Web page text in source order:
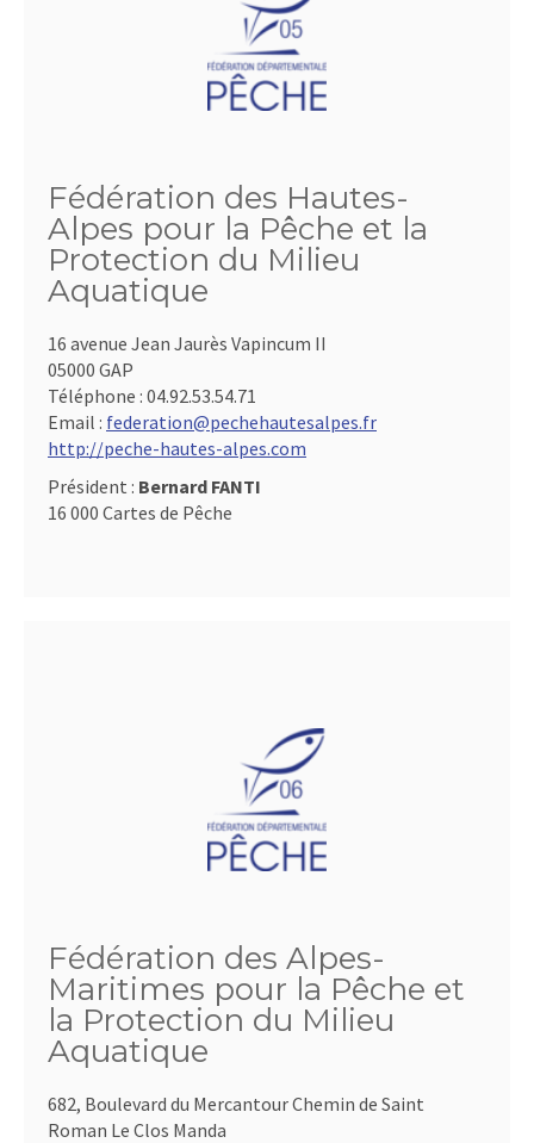
Fédération des Hautes-
Alpes pour la Pêche et la
Protection du Milieu
Aquatique
16 avenue Jean Jaurès Vapincum II
05000 GAP
Téléphone : 04.92.53.54.71
Email : federation@pechehautesalpes.fr
http://peche-hautes-alpes.com
Président : Bernard FANTI
16 000 Cartes de Pêche
Fédération des Alpes-
Maritimes pour la Pêche et
la Protection du Milieu
Aquatique
682, Boulevard du Mercantour Chemin de Saint
Roman Le Clos Manda